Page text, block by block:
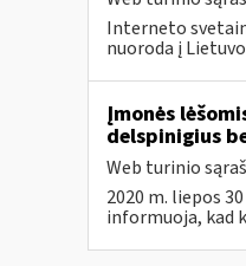
Interneto
nuoroda į
Įmonės
delspinigius
Web turinio
2020 m. liepos
informuoja, kad